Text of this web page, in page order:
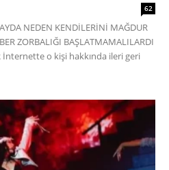
62
NEDEN KENDİLERİNİ MAĞDUR
ZORBALIĞI BAŞLATMAMALILARDI
İnternette o kişi hakkında ileri geri